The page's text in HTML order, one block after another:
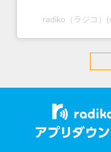
radiko（ラジコ）